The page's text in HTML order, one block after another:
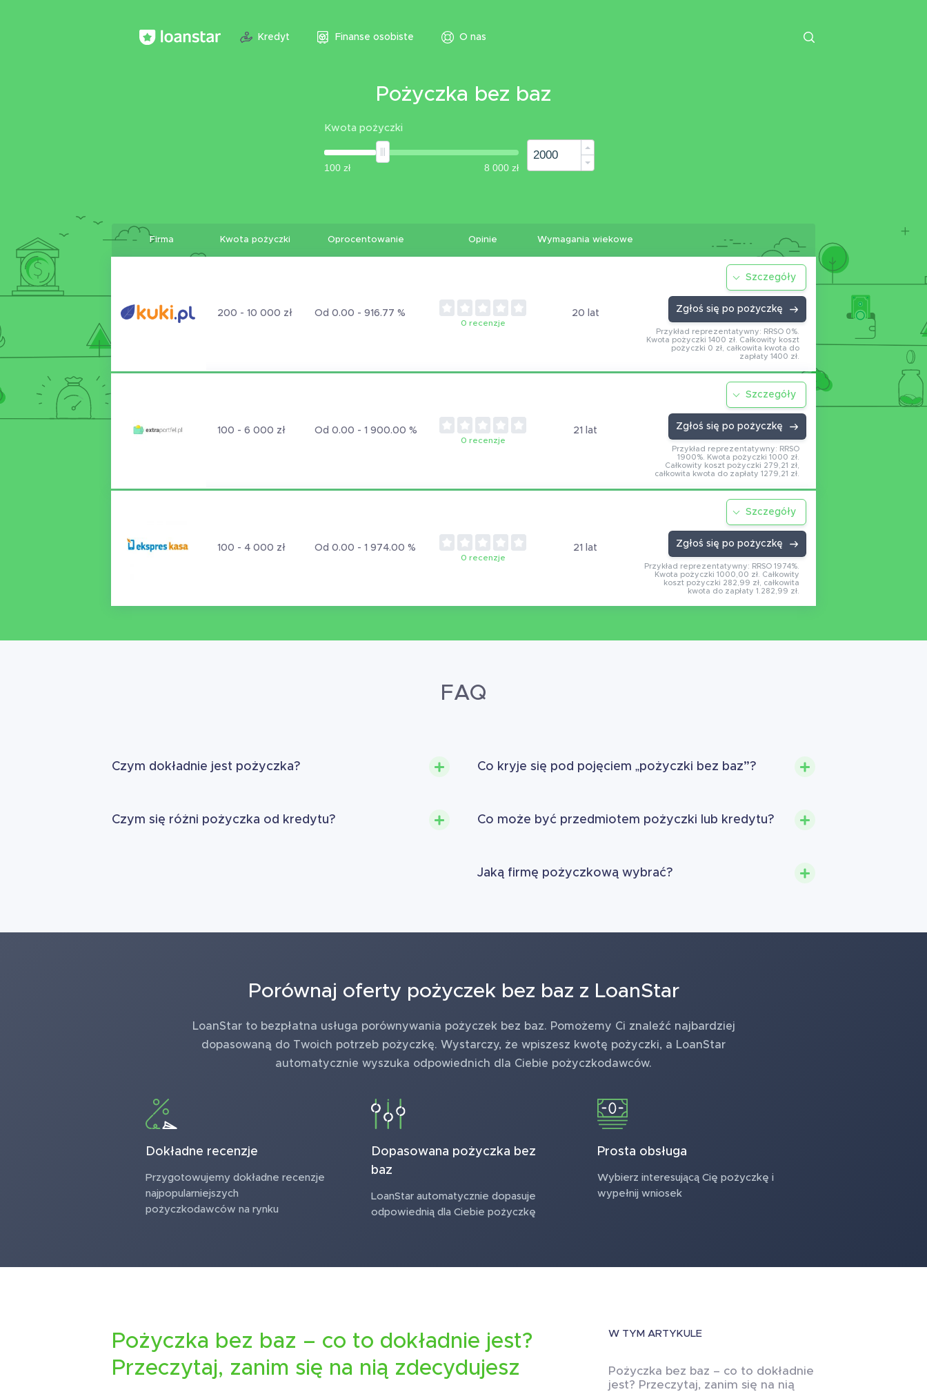
Kredyt Finanse osobiste O nas
Pożyczka bez baz
Kwota pożyczki
Firma Kwota pożyczki Oprocentowanie Opinie Wymagania wiekowe
200 - 10 000 zł Od 0.00 - 916.77 %
0 recenzje
20 lat
Szczegóły
Zgłoś się po pożyczkę
Przykład reprezentatywny: RRSO 0%.
Kwota pożyczki 1400 zł. Całkowity koszt
pożyczki 0 zł, całkowita kwota do
zapłaty 1400 zł.
100 - 6 000 zł Od 0.00 - 1 900.00 %
0 recenzje
21 lat
Szczegóły
Zgłoś się po pożyczkę
Przykład reprezentatywny: RRSO
1900%. Kwota pożyczki 1000 zł.
Całkowity koszt pożyczki 279,21 zł,
całkowita kwota do zapłaty 1279,21 zł.
100 - 4 000 zł Od 0.00 - 1 974.00 %
0 recenzje
21 lat
Szczegóły
Zgłoś się po pożyczkę
Przykład reprezentatywny: RRSO 1974%.
Kwota pożyczki 1000,00 zł. Całkowity
koszt pożyczki 282,99 zł, całkowita
kwota do zapłaty 1.282,99 zł.
FAQ
Czym dokładnie jest pożyczka?
Czym się różni pożyczka od kredytu?
Co kryje się pod pojęciem „pożyczki bez baz”?
Co może być przedmiotem pożyczki lub kredytu?
Jaką firmę pożyczkową wybrać?
Porównaj oferty pożyczek bez baz z LoanStar
LoanStar to bezpłatna usługa porównywania pożyczek bez baz. Pomożemy Ci znaleźć najbardziej
dopasowaną do Twoich potrzeb pożyczkę. Wystarczy, że wpiszesz kwotę pożyczki, a LoanStar
automatycznie wyszuka odpowiednich dla Ciebie pożyczkodawców.
Dokładne recenzje
Przygotowujemy dokładne recenzje
najpopularniejszych
pożyczkodawców na rynku
Dopasowana pożyczka bez
baz
LoanStar automatycznie dopasuje
odpowiednią dla Ciebie pożyczkę
Prosta obsługa
Wybierz interesującą Cię pożyczkę i
wypełnij wniosek
W TYM ARTYKULE
Pożyczka bez baz – co to dokładnie
jest? Przeczytaj, zanim się na nią
Pożyczka bez baz – co to dokładnie jest?
Przeczytaj, zanim się na nią zdecydujesz